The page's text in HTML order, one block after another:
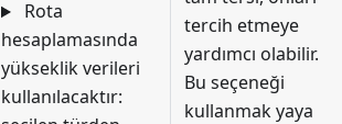
Rota
hesaplamasında
yükseklik verileri
kullanılacaktır:
tercih etmeye
yardımcı olabilir.
Bu seçeneği
kullanmak yaya